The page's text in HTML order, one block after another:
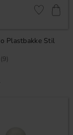
Plastbakke Stil
(9)
Gem som